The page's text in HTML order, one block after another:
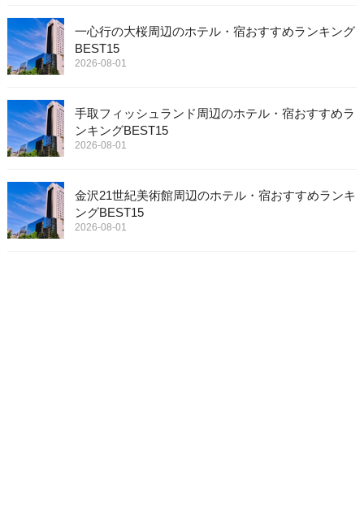
一心行の大桜周辺のホテル・宿おすすめランキング
BEST15
2026-08-01
手取フィッシュランド周辺のホテル・宿おすすめラ
ンキングBEST15
2026-08-01
金沢21世紀美術館周辺のホテル・宿おすすめランキ
ングBEST15
2026-08-01